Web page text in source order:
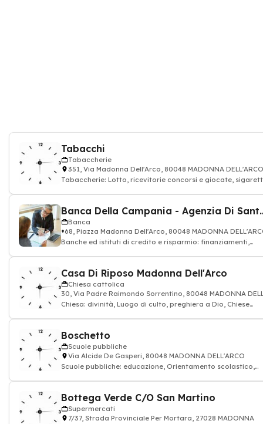
Tabacchi
Tabaccherie
351, Via Madonna Dell'Arco, 80048 MADONNA DELL'ARCO
Tabaccherie: Lotto, ricevitorie concorsi e giocate,
Banca Della
Banca
68, Piazza Madonna Dell'Arco, 80048 MADONNA
Banche ed istituti di credito e risparmio: finanziamenti,
Casa Di Riposo Madonna Dell'Arco
Chiesa cattolica
30, Via Padre Raimondo Sorrentino, 80048 MADONNA
Chiesa: divinità, Luogo di culto, preghiera a Dio, Chiese
Boschetto
Scuole pubbliche
Via Alcide De Gasperi, 80048 MADONNA DELL'ARCO
Scuole pubbliche: educazione, Orientamento scolastico,
Bottega Verde C/O San Martino
Supermercati
7/37, Strada Provinciale Per Mortara, 27028 MADONNA